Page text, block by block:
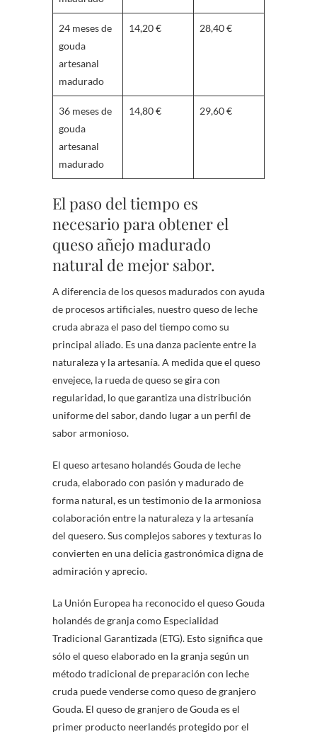
24 meses de
gouda
artesanal
madurado
14,20 € 28,40 €
36 meses de
gouda
artesanal
madurado
14,80 € 29,60 €
El paso del tiempo es
necesario para obtener el
queso añejo madurado
natural de mejor sabor.
A diferencia de los quesos madurados con ayuda
de procesos artificiales, nuestro queso de leche
cruda abraza el paso del tiempo como su
principal aliado. Es una danza paciente entre la
naturaleza y la artesanía. A medida que el queso
envejece, la rueda de queso se gira con
regularidad, lo que garantiza una distribución
uniforme del sabor, dando lugar a un perfil de
sabor armonioso.
El queso artesano holandés Gouda de leche
cruda, elaborado con pasión y madurado de
forma natural, es un testimonio de la armoniosa
colaboración entre la naturaleza y la artesanía
del quesero. Sus complejos sabores y texturas lo
convierten en una delicia gastronómica digna de
admiración y aprecio.
La Unión Europea ha reconocido el queso Gouda
holandés de granja como Especialidad
Tradicional Garantizada (ETG). Esto significa que
sólo el queso elaborado en la granja según un
método tradicional de preparación con leche
cruda puede venderse como queso de granjero
Gouda. El queso de granjero de Gouda es el
primer producto neerlandés protegido por el